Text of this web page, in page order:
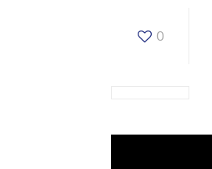
0